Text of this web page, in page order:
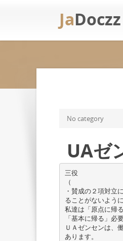
JaDoczz
No category
UAゼ
三役
（
・賛成の２項対立
ることがないよう
私達は「原点に帰
「基本に帰る」必
ＵＡゼンセンは、働
あります。